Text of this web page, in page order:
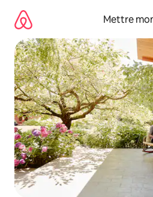
directement
contenu
Mettre